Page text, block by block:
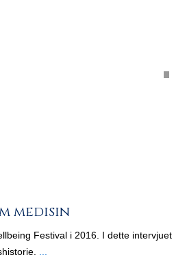
medisin
Festival i 2016. I dette intervjuet